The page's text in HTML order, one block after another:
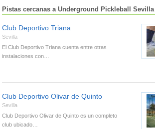
Pistas cercanas a Underground Pickleball Sevilla
Club Deportivo Triana
Sevilla
El Club Deportivo Triana cuenta entre otras
instalaciones con…
Club Deportivo Olivar de Quinto
Sevilla
Club Deportivo Olivar de Quinto es un completo
club ubicado…